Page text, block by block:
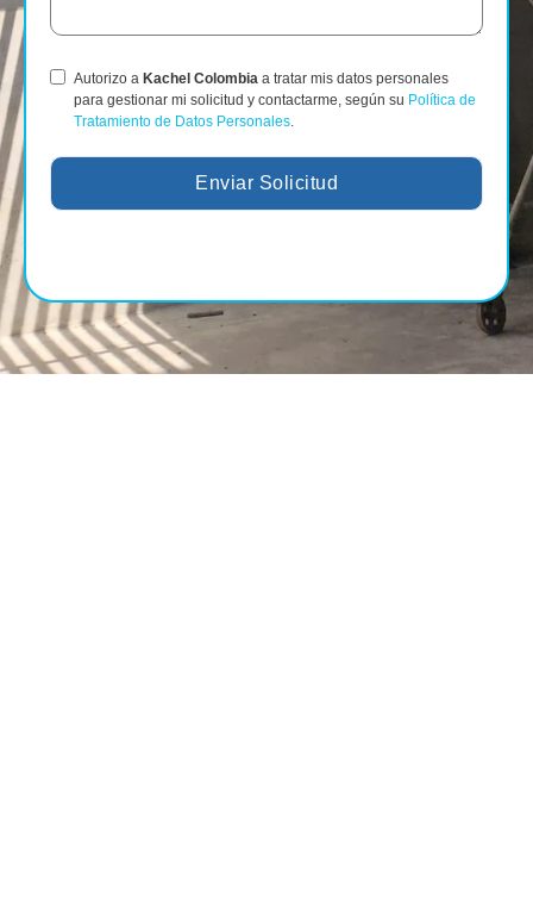
Autorizo a Kachel Colombia a tratar mis datos personales
para gestionar mi solicitud y contactarme, según su Política de
Tratamiento de Datos Personales
Enviar Solicitud